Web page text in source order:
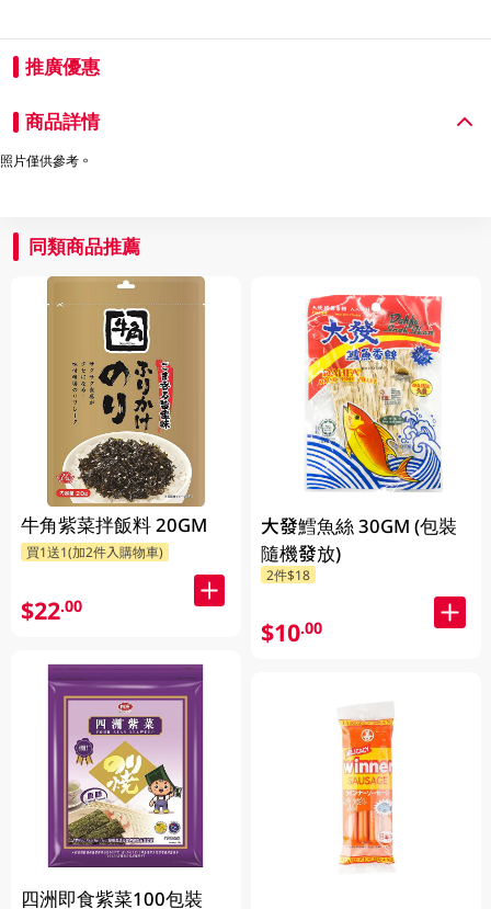
推廣優惠
商品詳情
照片僅供參考。
同類商品推薦
牛角紫菜拌飯料 20GM
買1送1(加2件入購物車)
$22.00
四洲即食紫菜100包裝
大發鱈魚絲 30GM (包裝
隨機發放)
2件$18
$10.00